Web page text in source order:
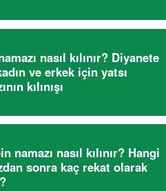
nasıl kılınır? Diyanete
ve erkek için yatsı
kılınışı
namazı nasıl kılınır? Hangi
sonra kaç rekat olarak